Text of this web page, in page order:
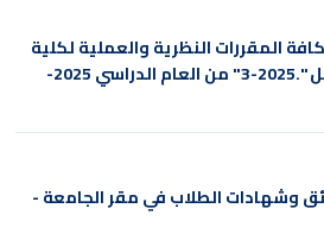
المقررات النظرية والعملية لكلية
الهندسة المعمارية للفصل ".2025-3" من العام الدراسي 2025-
وشهادات الطلاب في مقر الجامعة -